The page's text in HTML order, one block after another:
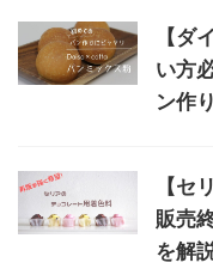
【ダ
い方
ン作
【セ
販売
を解